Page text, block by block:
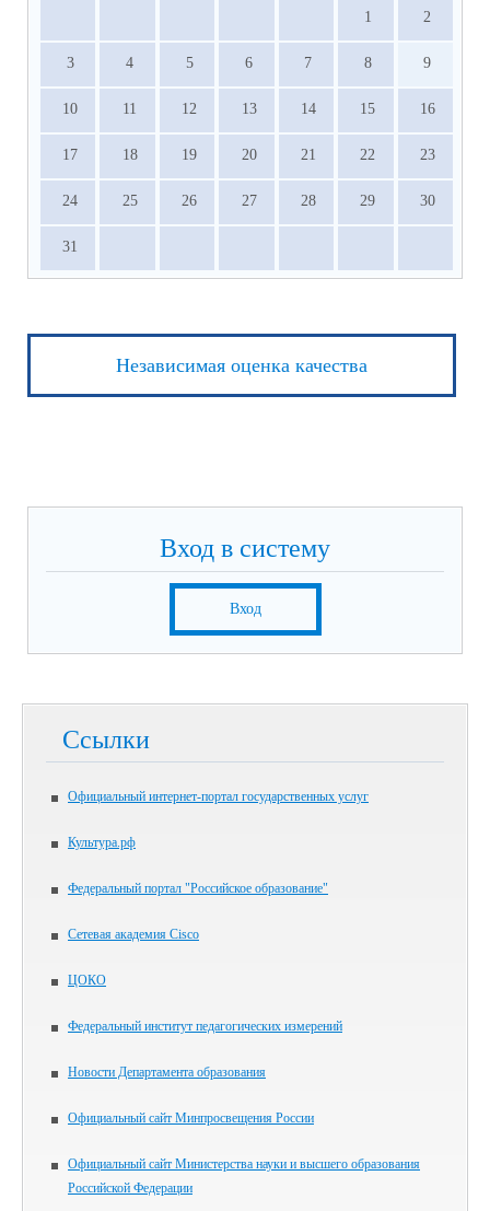
1 2
3 4 5 6 7 8 9
10 11 12 13 14 15 16
17 18 19 20 21 22 23
24 25 26 27 28 29 30
31
Независимая оценка качества
Вход в систему
Вход
Ссылки
Официальный интернет-портал государственных услуг
Культура.рф
Федеральный портал "Российское образование"
Сетевая академия Cisco
ЦОКО
Федеральный институт педагогических измерений
Новости Департамента образования
Официальный сайт Минпросвещения России
Официальный сайт Министерства науки и высшего образования
Российской Федерации